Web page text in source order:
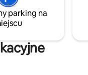
kilka
takich jak
alpaki, emu,
parking na